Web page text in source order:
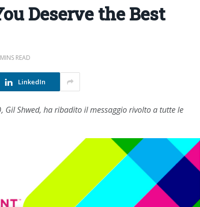
Deserve the Best
READ
LinkedIn
Gil Shwed, ha ribadito il messaggio rivolto a tutte le